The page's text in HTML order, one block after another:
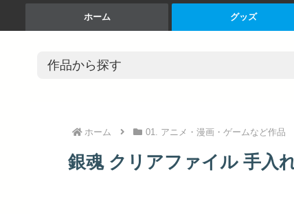
ホーム グッズ
ホーム 01. アニメ・漫画・ゲームなど作品
銀魂 クリアファイル 手入